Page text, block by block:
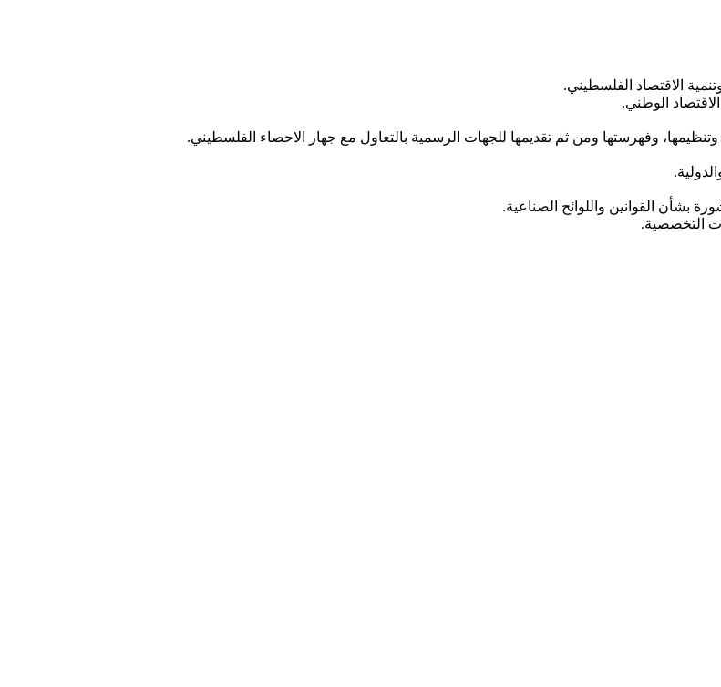
الاقتصاد الفلسطيني.
الوطني.
وفهرستها ومن ثم تقديمها للجهات الرسمية بالتعاول مع جهاز الاحصاء الفلسطيني.
بشأن القوانين واللوائح الصناعية.
التخصصية.